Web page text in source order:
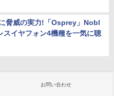
脅威の実力!「Osprey」Nobl
イヤフォン4機種を一気に聴
お問い合わせ